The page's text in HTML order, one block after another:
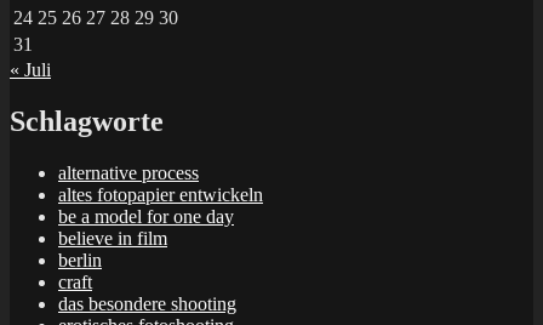
24 25 26 27 28 29 30
31
« Juli
Schlagworte
alternative process
altes fotopapier entwickeln
be a model for one day
believe in film
berlin
craft
das besondere shooting